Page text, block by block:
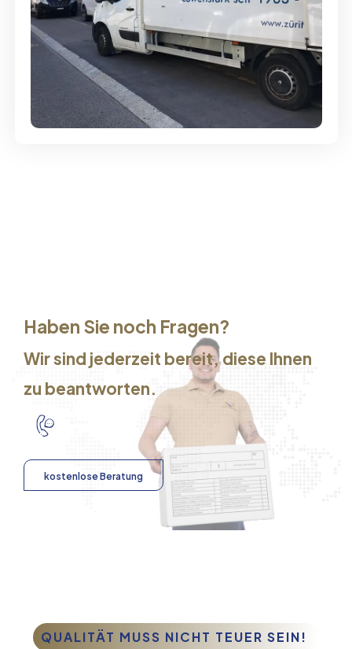
Günstige Umzüge - Hervorragender
Service
Haben Sie noch Fragen?
Wir sind jederzeit bereit, diese Ihnen
zu beantworten.
kostenlose Beratung
QUALITÄT MUSS NICHT TEUER SEIN!